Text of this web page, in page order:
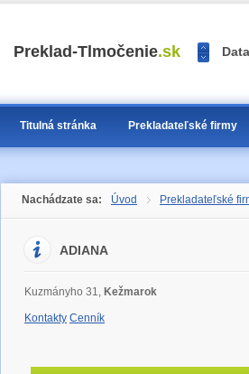
Preklad-Tlmočenie.sk <<
>>
Titulná stránka Prekladateľské firmy
Nachádzate sa: Úvod Prekladateľské
ADIANA
Kuzmányho 31, Kežmarok
Kontakty Cenník